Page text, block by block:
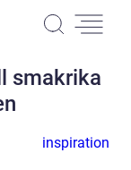
smakrika
inspiration